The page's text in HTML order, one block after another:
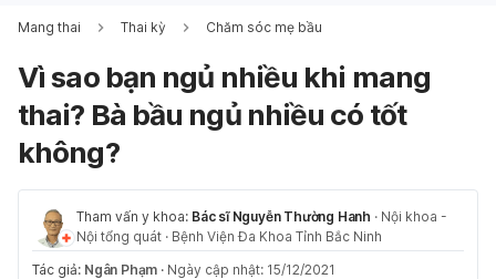
Mang thai Thai kỳ Chăm sóc mẹ bầu
Vì sao bạn ngủ nhiều khi mang
thai? Bà bầu ngủ nhiều có tốt
không?
Tham vấn y khoa: Bác sĩ Nguyễn Thường Hanh · Nội khoa -
Nội tổng quát · Bệnh Viện Đa Khoa Tỉnh Bắc Ninh
Tác giả: Ngân Phạm · Ngày cập nhật: 15/12/2021